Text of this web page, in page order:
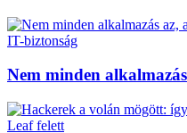
IT-biztonság
Nem minden